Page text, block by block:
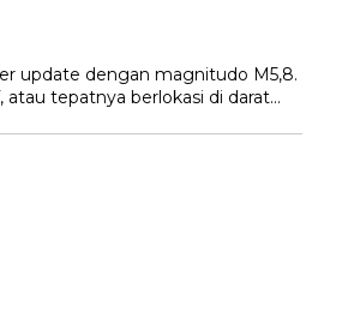
update dengan magnitudo M5,8.
atau tepatnya berlokasi di darat…